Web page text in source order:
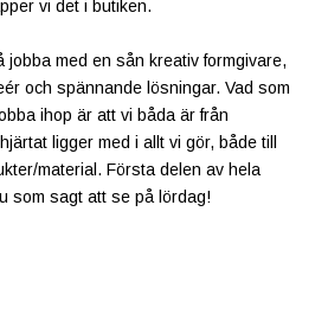
vi det i butiken.
jobba med en sån kreativ formgivare,
och spännande lösningar. Vad som
ihop är att vi båda är från
ligger med i allt vi gör, både till
material. Första delen av hela
som sagt att se på lördag!